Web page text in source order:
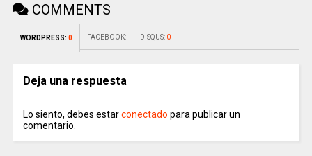
COMMENTS
WORDPRESS: 0 FACEBOOK: DISQUS: 0
Deja una respuesta
Lo siento, debes estarconectado para publicar un
comentario.